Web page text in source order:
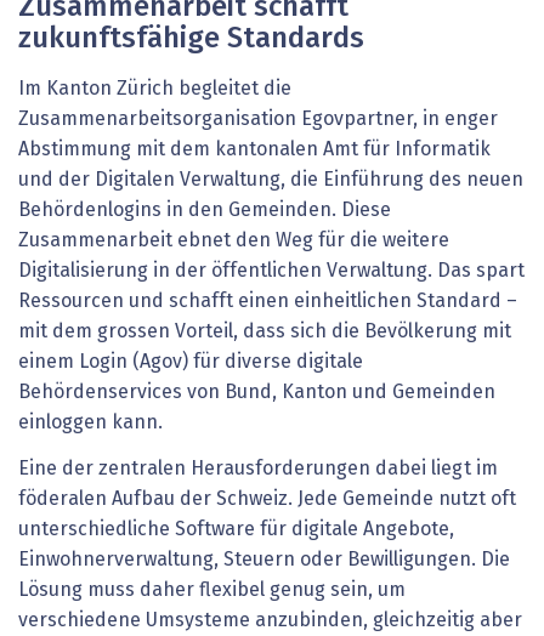
Zusammenarbeit schafft
zukunftsfähige Standards
Im Kanton Zürich begleitet die
Zusammenarbeitsorganisation Egovpartner, in enger
Abstimmung mit dem kantonalen Amt für Informatik
und der Digitalen Verwaltung, die Einführung des neuen
Behördenlogins in den Gemeinden. Diese
Zusammenarbeit ebnet den Weg für die weitere
Digitalisierung in der öffentlichen Verwaltung. Das spart
Ressourcen und schafft einen einheitlichen Standard –
mit dem grossen Vorteil, dass sich die Bevölkerung mit
einem Login (Agov) für diverse digitale
Behördenservices von Bund, Kanton und Gemeinden
einloggen kann.
Eine der zentralen Herausforderungen dabei liegt im
föderalen Aufbau der Schweiz. Jede Gemeinde nutzt oft
unterschiedliche Software für digitale Angebote,
Einwohnerverwaltung, Steuern oder Bewilligungen. Die
Lösung muss daher flexibel genug sein, um
verschiedene Umsysteme anzubinden, gleichzeitig aber